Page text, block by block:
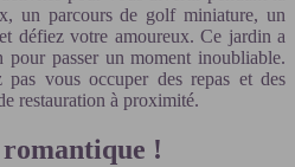
un parcours de golf miniature, un
défiez votre amoureux. Ce jardin a
passer un moment inoubliable.
vous occuper des repas et des
restauration à proximité.
romantique !